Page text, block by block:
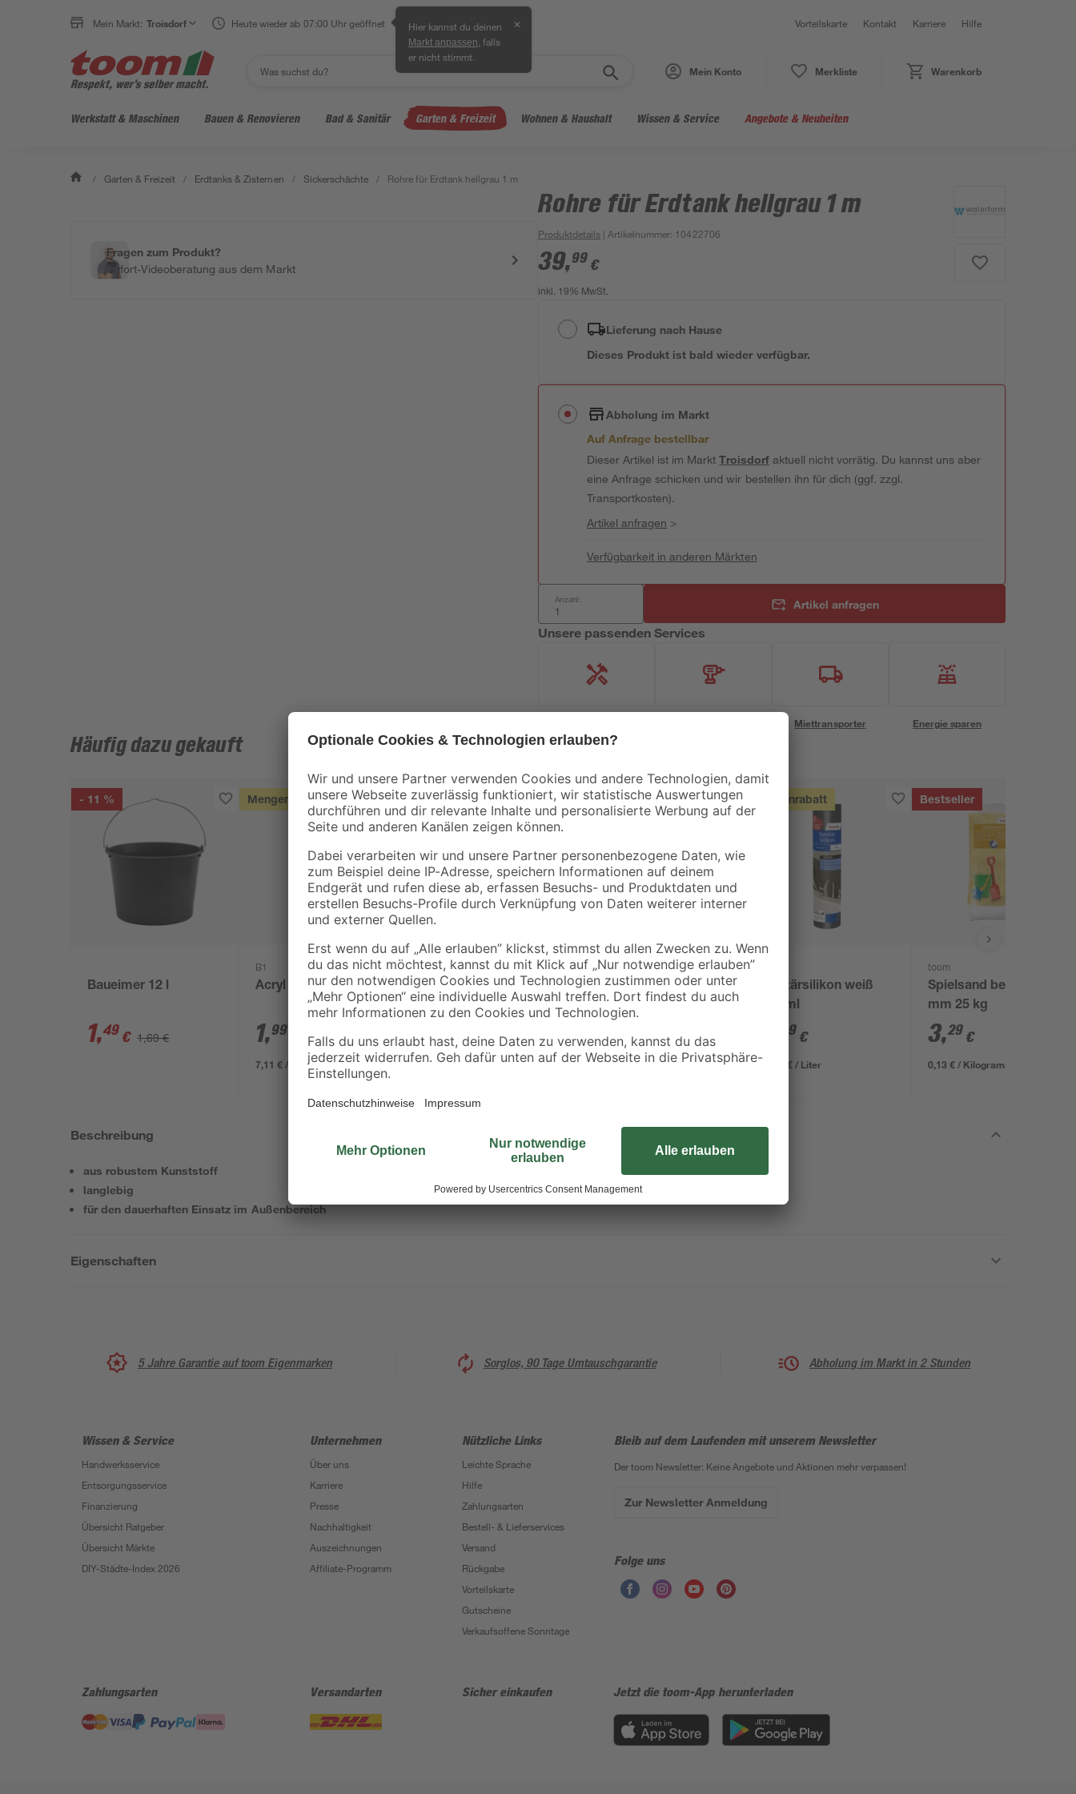
Mein Markt: Troisdorf Heute wieder ab 07:00 Uhr geöffnet Hier kannst du deinen
Markt anpassen , falls
er nicht stimmt.
✕ Vorteilskarte Kontakt Karriere Hilfe
Mein Konto Merkliste Warenkorb
Werkstatt & Maschinen Bauen & Renovieren Bad & Sanitär Garten & Freizeit Wohnen & Haushalt Wissen & Service Angebote & Neuheiten
/ Garten & Freizeit / Erdtanks & Zisternen / Sickerschächte / Rohre für Erdtank hellgrau 1 m
Fragen zum Produkt?
Sofort-Videoberatung aus dem Markt
Rohre für Erdtank hellgrau 1 m
Produktdetails | Artikelnummer: 10422706
39,99 €
inkl. 19% MwSt.
Lieferung nach Hause
Dieses Produkt ist bald wieder verfügbar.
Abholung im Markt
Auf Anfrage bestellbar
Dieser Artikel ist im MarktTroisdorfaktuell nicht vorrätig. Du kannst uns aber
eine Anfrage schicken und wir bestellen ihn für dich (ggf. zzgl.
Transportkosten).
Artikel anfragen >
Verfügbarkeit in anderen Märkten
Anzahl: Artikel anfragen
Unsere passenden Services
Miettransporter Energie sparen
Häufig dazu gekauft
- 11 %
Baueimer 12 l
1,49 € 1,69 €
Mengenrabatt
B1
Acryl weiß 280 ml
1,99
7,11 € / Liter
Mengenrabatt
Kronospan
OSB3-Verlegeplatte
'Cityboard'
634 x 12 mm
5, €/ m²
6,41 € / Pack
Bestseller
B1
Abdeckplane
Polyethylen
0, €/ m²
1,29 € / Pack
Mengenrabatt
Sanitärsilikon weiß
310 ml
99 €
29,00 € / Liter
Bestseller
toom
Spielsand beige 0-2
mm 25 kg
3,29 €
0,13 € / Kilogramm
Beschreibung
aus robustem Kunststoff
langlebig
für den dauerhaften Einsatz im Außenbereich
Eigenschaften
5 Jahre Garantie auf toom Eigenmarken Sorglos, 90 Tage Umtauschgarantie Abholung im Markt in 2 Stunden
Wissen & Service
Handwerksservice
Entsorgungsservice
Finanzierung
Übersicht Ratgeber
Übersicht Märkte
DIY-Städte-Index 2026
Unternehmen
Über uns
Karriere
Presse
Nachhaltigkeit
Auszeichnungen
Affiliate-Programm
Nützliche Links
Leichte Sprache
Hilfe
Zahlungsarten
Bestell- & Lieferservices
Versand
Rückgabe
Vorteilskarte
Gutscheine
Verkaufsoffene Sonntage
Bleib auf dem Laufenden mit unserem Newsletter
Der toom Newsletter: Keine Angebote und Aktionen mehr verpassen!
Zur Newsletter Anmeldung
Folge uns
Zahlungsarten Versandarten Sicher einkaufen Jetzt die toom-App herunterladen